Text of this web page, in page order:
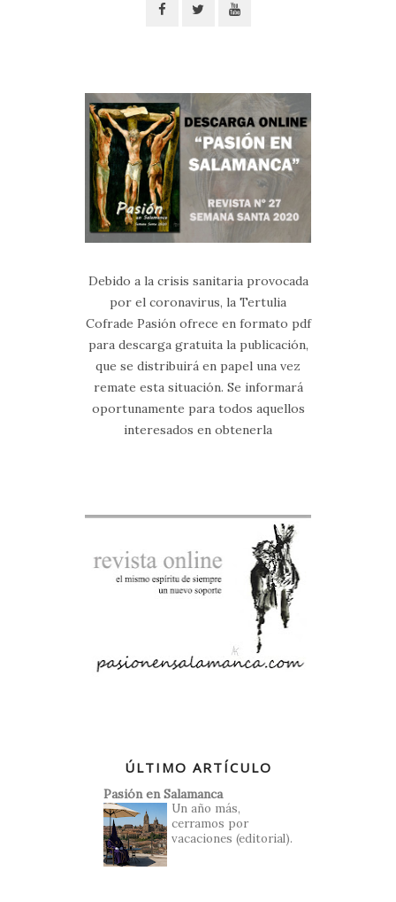
Debido a la crisis sanitaria provocada
por el coronavirus, la Tertulia
Cofrade Pasión ofrece en formato pdf
para descarga gratuita la publicación,
que se distribuirá en papel una vez
remate esta situación. Se informará
oportunamente para todos aquellos
interesados en obtenerla
ÚLTIMO ARTÍCULO
Pasión en Salamanca
Un año más,
cerramos por
vacaciones (editorial).